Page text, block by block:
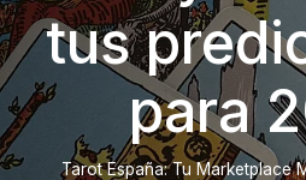
tus
para
Tarot España: Tu Marketplace